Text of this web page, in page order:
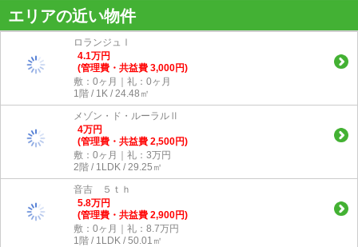
エリアの近い物件
ロランジュⅠ
4.1万円
(管理費・共益費 3,000円)
敷：0ヶ月｜礼：0ヶ月
1階 / 1K / 24.48㎡
メゾン・ド・ルーラルⅡ
4万円
(管理費・共益費 2,500円)
敷：0ヶ月｜礼：3万円
2階 / 1LDK / 29.25㎡
音吉 ５ｔｈ
5.8万円
(管理費・共益費 2,900円)
敷：0ヶ月｜礼：8.7万円
1階 / 1LDK / 50.01㎡